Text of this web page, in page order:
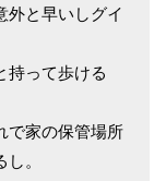
外と早いしグイ
持って歩ける
で家の保管場所
。